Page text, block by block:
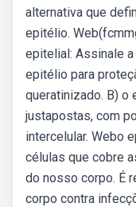
alternativa que
epitélio.
epitelial: Assinale
epitélio para
queratinizado. B) o
justapostas, com
intercelular. Webo
células que cobre
do nosso corpo. É
corpo contra